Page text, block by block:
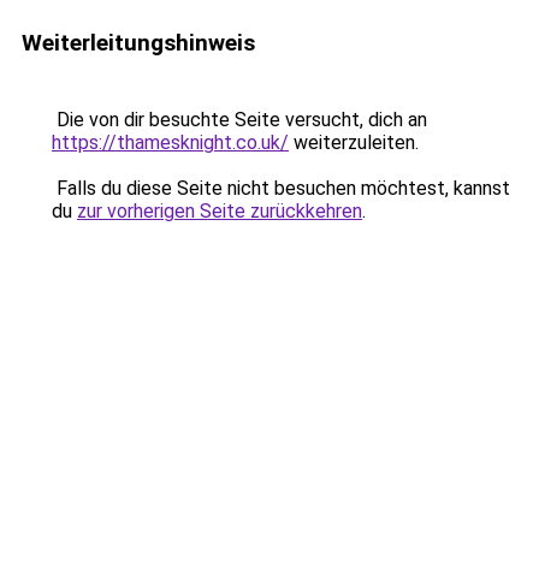
Weiterleitungshinweis
Die von dir besuchte Seite versucht, dich an
https://thamesknight.co.uk/ weiterzuleiten.
Falls du diese Seite nicht besuchen möchtest, kannst
du zur vorherigen Seite zurückkehren.